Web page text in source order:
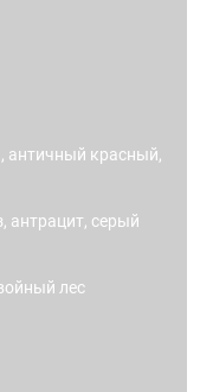
античный красный,
антрацит, серый
лес